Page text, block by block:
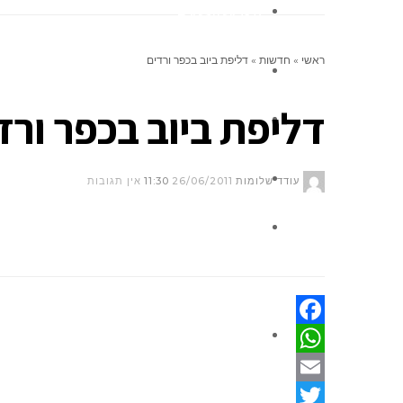
ניחומים
צור קשר
אלפון
ראשי » חדשות » דליפת ביוב בכפר ורדים
דליפת ביוב בכפר
עודד שלומות 26/06/2011
11:30 אין תגובות
Facebook
WhatsApp
Email